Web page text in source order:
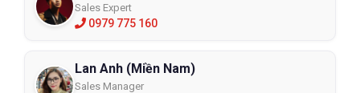
Sales Expert
0979 775 160
Lan Anh (Miền Nam)
Sales Manager